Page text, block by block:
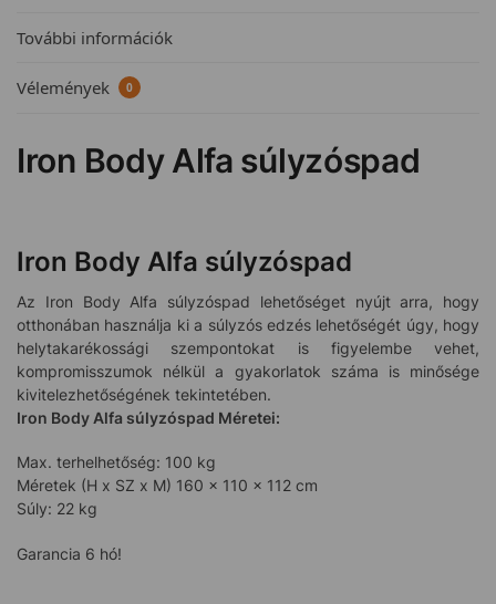
További információk
Vélemények 0
Iron Body Alfa súlyzóspad
Iron Body Alfa súlyzóspad
Az Iron Body Alfa súlyzóspad lehetőséget nyújt arra, hogy
otthonában használja ki a súlyzós edzés lehetőségét úgy, hogy
helytakarékossági szempontokat is figyelembe vehet,
kompromisszumok nélkül a gyakorlatok száma is minősége
kivitelezhetőségének tekintetében.
Iron Body Alfa súlyzóspad Méretei:
Max. terhelhetőség: 100 kg
Méretek (H x SZ x M) 160 x 110 x 112 cm
Súly: 22 kg
Garancia 6 hó!